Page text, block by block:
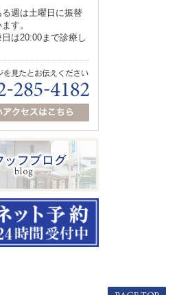
週は土曜日に振替
す。
は20:00まで診療し